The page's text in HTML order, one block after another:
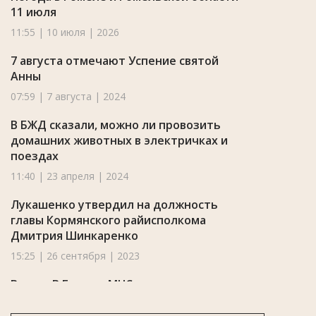
11 июля
11:55 | 10 июля | 2026
7 августа отмечают Успение святой
Анны
07:59 | 7 августа | 2024
В БЖД сказали, можно ли провозить
домашних животных в электричках и
поездах
11:40 | 23 апреля | 2024
Лукашенко утвердил на должность
главы Кормянского райисполкома
Дмитрия Шинкаренко
15:25 | 26 сентября | 2023
Видео. В Гомеле МЧС представило